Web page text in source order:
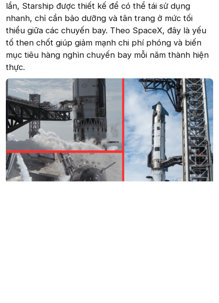
lần, Starship được thiết kế để có thể tái sử dụng
nhanh, chỉ cần bảo dưỡng và tân trang ở mức tối
thiểu giữa các chuyến bay. Theo SpaceX, đây là yếu
tố then chốt giúp giảm mạnh chi phí phóng và biến
mục tiêu hàng nghìn chuyến bay mỗi năm thành hiện
thực.